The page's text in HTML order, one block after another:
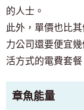
的人士。
此外，單價也比
力公司還要便宜
活方式的電費套
章魚能量